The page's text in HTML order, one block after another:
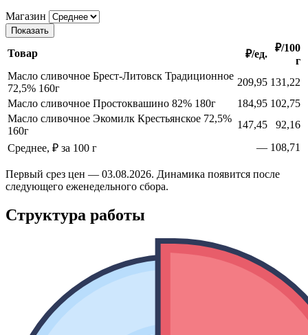
Магазин
Показать
Товар ₽/ед.
₽/100
г
Масло сливочное Брест-Литовск Традиционное
72,5% 160г
209,95 131,22
Масло сливочное Простоквашино 82% 180г
184,95 102,75
Масло сливочное Экомилк Крестьянское 72,5%
160г
147,45
92,16
Среднее, ₽ за 100 г
— 108,71
Первый срез цен — 03.08.2026. Динамика появится после
следующего еженедельного сбора.
Структура работы